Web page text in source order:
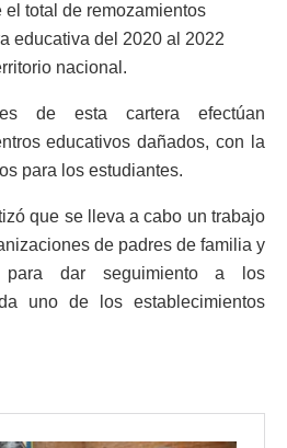
el total de remozamientos
educativa del 2020 al 2022
nacional.
de esta cartera efectúan
educativos dañados, con la
para los estudiantes.
que se lleva a cabo un trabajo
de padres de familia y
para dar seguimiento a los
uno de los establecimientos